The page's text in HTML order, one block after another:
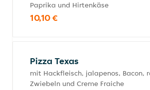
Paprika und Hirtenkäse
10,10 €
Pizza Texas
mit Hackfleisch, jalapenos, Bacon,
Zwiebeln und Creme Fraiche